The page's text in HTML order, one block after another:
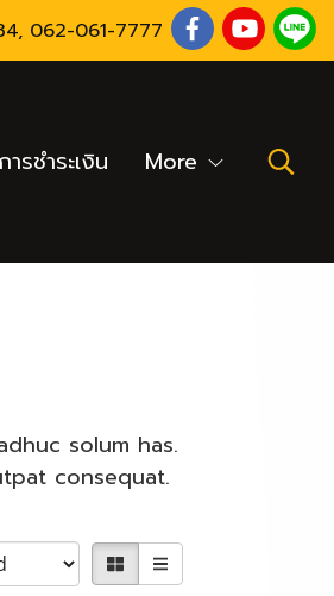
, 062-061-7777
รชำระเงิน More
solum has.
consequat.